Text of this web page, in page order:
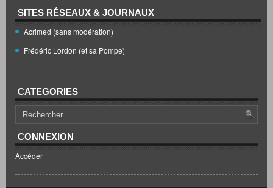
SITES RÉSEAUX & JOURNAUX
Acrimed (sans modération)
Frédéric Lordon (et sa Pompe)
CATEGORIES
CONNEXION
Accéder